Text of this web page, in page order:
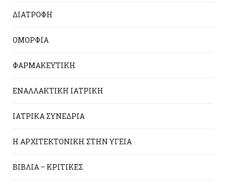
ΔΙΑΤΡΟΦΗ
ΟΜΟΡΦΙΑ
ΦΑΡΜΑΚΕΥΤΙΚΗ
ΕΝΑΛΛΑΚΤΙΚΗ ΙΑΤΡΙΚΗ
ΙΑΤΡΙΚΑ ΣΥΝΕΔΡΙΑ
Η ΑΡΧΙΤΕΚΤΟΝΙΚΗ ΣΤΗΝ ΥΓΕΙΑ
ΒΙΒΛΙΑ – ΚΡΙΤΙΚΕΣ